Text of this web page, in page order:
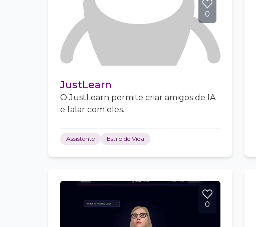
0
JustLearn
O JustLearn permite criar amigos de IA
e falar com eles.
Assistente Estilo de Vida
0